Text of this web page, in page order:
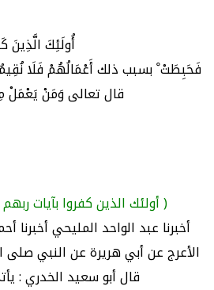
أُولَئِكَ الَّذِينَ
فَحَبِطَتْ ْ بسبب ذلك أَعْمَالُهُمْ فَلَا نُقِيمُ
قال تعالى وَمَنْ يَعْمَلْ
( أولئك الذين كفروا بآيات
أخبرنا عبد الواحد المليحي
الأعرج عن أبي هريرة عن النبي صلى
قال أبو سعيد الخدري :